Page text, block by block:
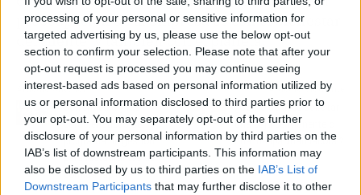
processing of your personal or sensitive information for
targeted advertising by us, please use the below opt-out
section to confirm your selection. Please note that after your
opt-out request is processed you may continue seeing
interest-based ads based on personal information utilized by
us or personal information disclosed to third parties prior to
your opt-out. You may separately opt-out of the further
disclosure of your personal information by third parties on the
IAB’s list of downstream participants. This information may
also be disclosed by us to third parties on the IAB’s List of
Downstream Participants that may further disclose it to other
preocupación de la empresa es con el bienestar
del cliente, y también con el planeta.
Artículo anterior
SolverMedia y las
características del
programa de gestión
para restaurantes de
comida rápida
Artículo siguiente
¿Cómo se debe solicitar
una baja permanente o
una incapacidad laboral?